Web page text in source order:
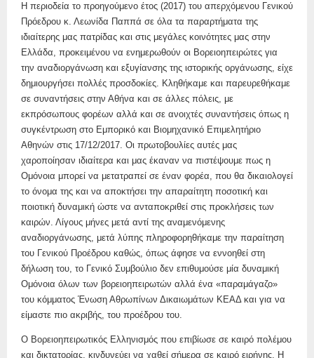
Η περιοδεία το προηγούμενο έτος (2017) του απερχόμενου Γενικού
Πρόεδρου κ. Λεωνίδα Παππά σε όλα τα παραρτήματα της
ιδιαίτερης μας πατρίδας και στις μεγάλες κοινότητες μας στην
Ελλάδα, προκειμένου να ενημερωθούν οι Βορειοηπειρώτες για
την αναδιοργάνωση και εξυγίανσης της ιστορικής οργάνωσης, είχε
δημιουργήσει πολλές προσδοκίες. Κληθήκαμε και παρευρεθήκαμε
σε συναντήσεις στην Αθήνα και σε άλλες πόλεις, με
εκπρόσωπους φορέων αλλά και σε ανοιχτές συναντήσεις όπως η
συγκέντρωση στο Εμπορικό και Βιομηχανικό Επιμελητήριο
Αθηνών στις 17/12/2017. Οι πρωτοβουλίες αυτές μας
χαροποίησαν ιδιαίτερα και μας έκαναν να πιστέψουμε πως η
Ομόνοια μπορεί να μετατραπεί σε έναν φορέα, που θα δικαιολογεί
το όνομα της και να αποκτήσει την απαραίτητη ποσοτική και
ποιοτική δυναμική ώστε να ανταποκριθεί στις προκλήσεις των
καιρών. Λίγους μήνες μετά αντί της αναμενόμενης
αναδιοργάνωσης, μετά λύπης πληροφορηθήκαμε την παραίτηση
του Γενικού Προέδρου καθώς, όπως άφησε να εννοηθεί στη
δήλωση του, το Γενικό Συμβούλιο δεν επιθυμούσε μία δυναμική
Ομόνοια όλων των βορειοηπειρωτών αλλά ένα «παραμάγαζο»
του κόμματος Ένωση Αθρωπίνων Δικαιωμάτων ΚΕΑΔ και για να
είμαστε πιο ακριβής, του προέδρου του.
Ο Βορειοηπειρωτικός Ελληνισμός που επιβίωσε σε καιρό πολέμου
και δικτατορίας, κινδυνεύει να χαθεί σήμερα σε καιρό ειρήνης. Η